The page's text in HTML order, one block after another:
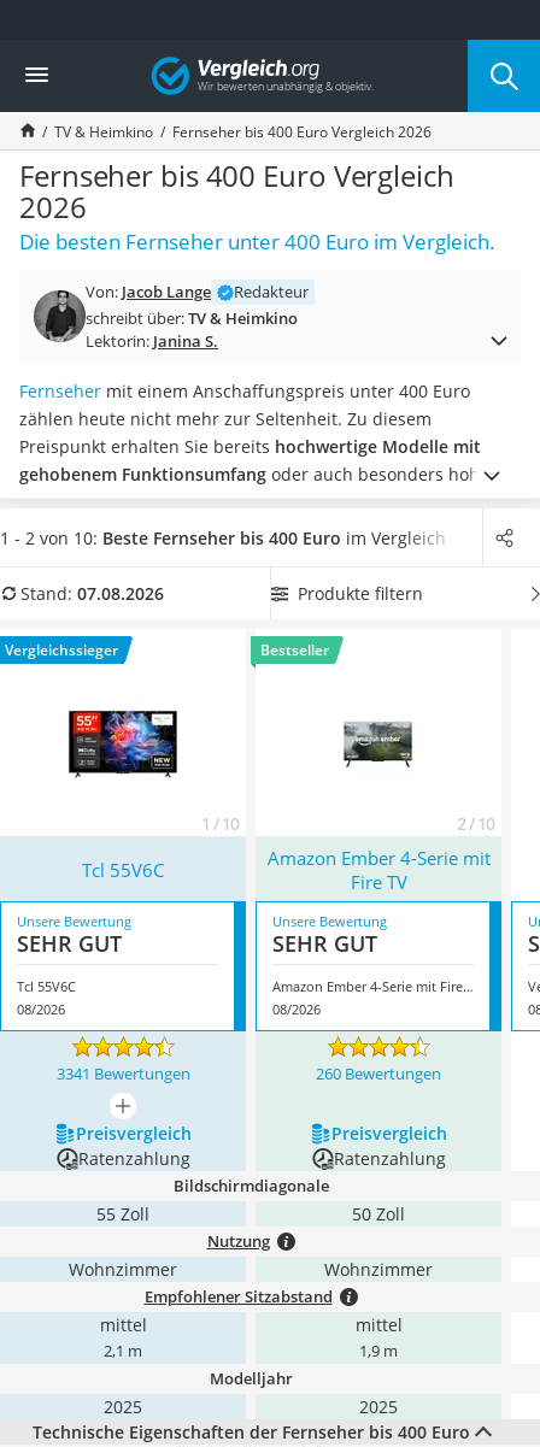
Die beliebtesten Vergleiche nach Kategorie
Elektronik
Powerstation
Monitor 32 Zoll 4K
Fernseher
Drucker
Desktop-PC
Monitor
Laser-Multifunktionsdrucker
Powerline-Adapter
Powerstation mit Solarpanel
Gaming-PC
Soundbar
17-Zoll-Laptop
Satellitenschüssel
Gaming-Headset
Tablets unter 200 Euro
Lichtwecker
Acer Aspire
Service
Vergleich
TV & Heimkino Fernseher bis 400 Euro Vergleich 2026
Fernseher bis 400 Euro Vergleich
2026
Die besten Fernseher unter 400 Euro im Vergleich.
Von: Jacob Lange
Redakteur
schreibt über:TV & Heimkino
Lektorin: Janina S.
Fernseher mit einem Anschaffungspreis unter 400 Euro
zählen heute nicht mehr zur Seltenheit. Zu diesem
Preispunkt erhalten Sie bereits hochwertige Modelle mit
gehobenem Funktionsumfang oder auch besonders hoher
Auflösung, wie zahlreiche Tests im Internet zeigen. Wählen
Sie jetzt aus unserer Vergleichstabelle einenSmart-TV-
Dabei haben Sie sogar die Wahl zwischen unterschiedlichen
Überzeugt hat uns hier im August 2026 besonders das
ModellTcl 55V6C mit seinen Eigenschaften.
1 - 2 von 10: Beste Fernseher bis 400 Euro im Vergleich
Stand: 07.08.2026 Produkte filtern
Vergleichssieger
1 / 10
Bestseller
2 / 10
Tcl 55V6C
Amazon Ember 4-Serie mit
Fire TV
Unsere Bewertung
SEHR GUT
Tcl 55V6C
08/2026
Unsere Bewertung
SEHR GUT
Amazon Ember 4-Serie mit Fire TV
08/2026
3341 Bewertungen 260 Bewertungen
mehr anzeigen
Preis­vergleich
Preis­vergleich
Ratenzahlung
Ratenzahlung
Bildschirmdiagonale
55 Zoll 50 Zoll
Nutzung
Wohnzimmer Wohnzimmer
Empfohlener Sitzabstand
mittel
2,1 m
mittel
1,9 m
Modelljahr
2025
2025
Technische Eigenschaften der Fernseher bis 400 Euro